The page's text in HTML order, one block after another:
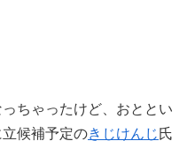
ちゃったけど、おととい
候補予定のきじけんじ 氏